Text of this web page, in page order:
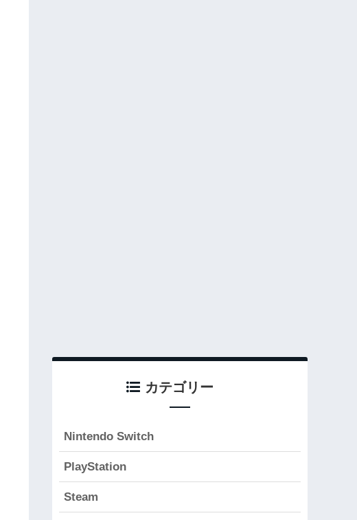
カテゴリー
Nintendo Switch
PlayStation
Steam